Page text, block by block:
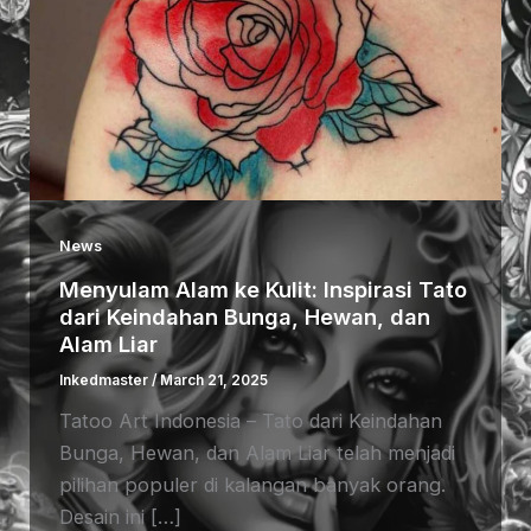
News
Menyulam Alam ke Kulit: Inspirasi Tato
dari Keindahan Bunga, Hewan, dan
Alam Liar
Inkedmaster /March 21, 2025
Tatoo Art Indonesia – Tato dari Keindahan
Bunga, Hewan, dan Alam Liar telah menjadi
pilihan populer di kalangan banyak orang.
Desain ini […]